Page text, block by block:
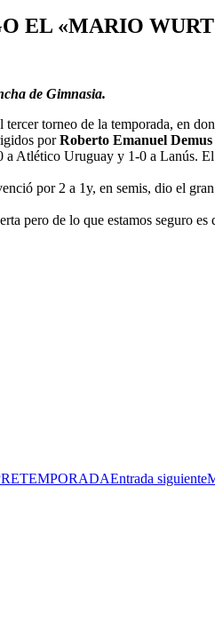
EL «MARIO
de Gimnasia.
torneo de la temporada, en
porRoberto Emanuel Demus
a Atlético Uruguay y 1-0 a Lanús.
por 2 a 1y, en semis, dio el
pero de lo que estamos seguro es
Entrada siguiente